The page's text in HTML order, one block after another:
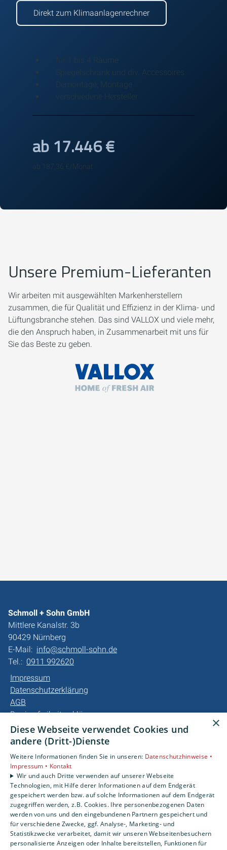
Direkt zum Klimaanlagenrechner
für 1 bis 4 Räume
Spiegelschrank und div. Accessoires
Demontage; Montage
verschiedene Hersteller
ab 17.446 €
ab 187,36 €/Monat
Unsere Premium-Lieferanten
Wir arbeiten mit ausgewählten Markenherstellern
zusammen, die für Qualität und Effizienz in der Klima- und
Lüftungsbranche stehen. Das sind VALLOX und viele mehr,
die den Anspruch haben, in Zusammenarbeit mit uns für
Sie das Beste zu geben.
Schmoll + Sohn GmbH
Mittlere Kanalstr. 3b
90429 Nürnberg
E-Mail: info@schmoll-sohn.de
Tel.: 0911 992620
Impressum
Datenschutzerklärung
AGB
Barrierefreiheitserklärung
Unsere Bereiche
Gewerbekunden
Karriere
Unternehmen
Kontakt
×
Diese Webseite verwendet Cookies und
andere (Dritt-)Dienste
Weitere Informationen finden Sie in unseren: Datenschutzhinweise •
Impressum • Kontakt
Wir und auch Dritte verwenden auf unserer Webseite
Technologien, mit Hilfe derer Informationen auf dem Endgerät
gespeichert werden bzw. auf solche Informationen auf dem Endgerät
zugegriffen werden, z.B. Cookies. Ihre personenbezogenen Daten
werden von uns und den eingebundenen Partnern gespeichert und
für verschiedene Zwecke, ggf. Analyse-, Marketing- und
Statistikzwecke verarbeitet, damit wir unseren Webseitenbesuchern
personalisierte Anzeigen oder Inhalte bereitstellen, Funktionen für